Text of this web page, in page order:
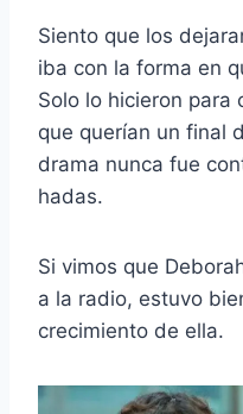
Siento que los
iba con la forma en
Solo lo hicieron para
que querían un final
drama nunca fue
hadas.
Si vimos que
a la radio, estuvo
crecimiento de ella.